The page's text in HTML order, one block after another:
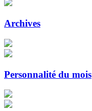
Archives
Personnalité du mois